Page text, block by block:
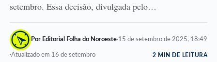
setembro. Essa decisão, divulgada pelo…
Por Editorial Folha do Noroeste·15 de setembro de 2025, 18:49
·Atualizado em 16 de setembro 2 MIN DE LEITURA